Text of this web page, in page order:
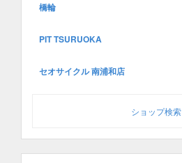
橋輪
PIT TSURUOKA
セオサイクル 南浦和店
ショップ検索